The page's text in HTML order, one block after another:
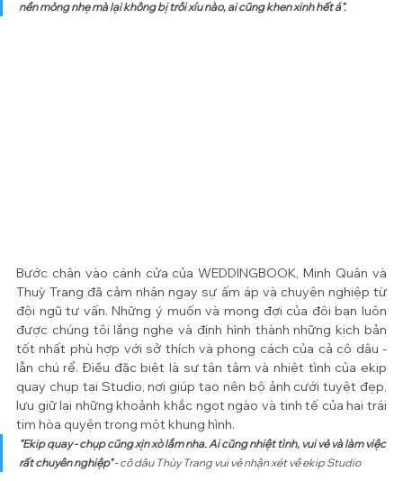
nền mỏng nhẹ mà lại không bị trôi xíu nào, ai cũng khen xinh hết á".
Bước chân vào cánh cửa của WEDDINGBOOK, Minh Quân và
Thuỳ Trang đã cảm nhận ngay sự ấm áp và chuyên nghiệp từ
đội ngũ tư vấn. Những ý muốn và mong đợi của đôi bạn luôn
được chúng tôi lắng nghe và định hình thành những kịch bản
tốt nhất phù hợp với sở thích và phong cách của cả cô dâu -
lẫn chú rể. Điều đặc biệt là sự tận tâm và nhiệt tình của ekip
quay chụp tại Studio, nơi giúp tạo nên bộ ảnh cưới tuyệt đẹp,
lưu giữ lại những khoảnh khắc ngọt ngào và tinh tế của hai trái
tim hòa quyện trong một khung hình.
"Ekip quay - chụp cũng xịn xò lắm nha. Ai cũng nhiệt tình, vui vẻ và làm việc
rất chuyên nghiệp" - cô dâu Thùy Trang vui vẻ nhận xét về ekip Studio